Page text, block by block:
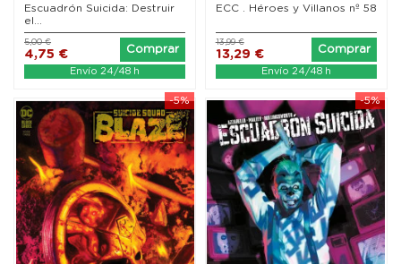
Escuadrón Suicida: Destruir
el...
4,75 €
5,00 €
Comprar
Envío 24/48 h
ECC . Héroes y Villanos nº 58
13,29 €
13,99 €
Comprar
Envío 24/48 h
-5% -5%